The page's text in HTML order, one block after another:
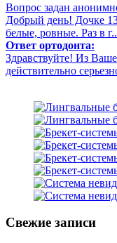
Вопрос задан
Добрый день! Дочке
белые, ровные. Раз в
Ответ ортодонта:
Здравствуйте! Из
действительно
Свежие записи